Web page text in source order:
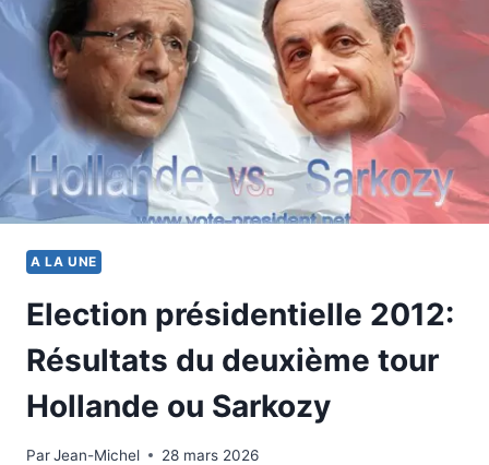
VATICAN??
A LA UNE
Election présidentielle 2012:
Résultats du deuxième tour
Hollande ou Sarkozy
ParJean-Michel
6 mai 2012 28 mars 2026